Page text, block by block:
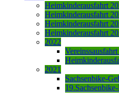
Heimkinderausfahrt
Heimkinderausfahrt
Heimkinderausfahrt
Heimkinderausfahrt
2022
2021
Sachsenbike-